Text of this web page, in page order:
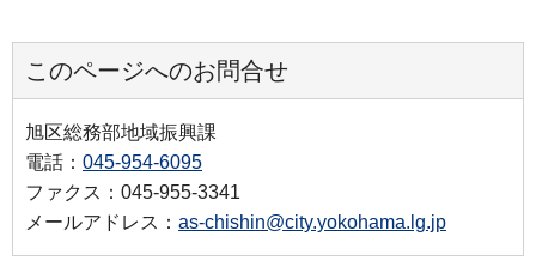
このページへのお問合せ
旭区総務部地域振興課
電話： 045-954-6095
ファクス：045-955-3341
メールアドレス： as-chishin@city.yokohama.lg.jp